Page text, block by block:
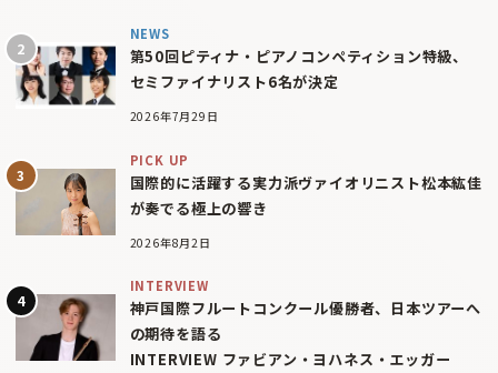
NEWS
第50回ピティナ・ピアノコンペティション特級、
セミファイナリスト6名が決定
2026年7月29日
PICK UP
国際的に活躍する実力派ヴァイオリニスト松本紘佳
が奏でる極上の響き
2026年8月2日
INTERVIEW
神戸国際フルートコンクール優勝者、日本ツアーへ
の期待を語る
INTERVIEW ファビアン・ヨハネス・エッガー